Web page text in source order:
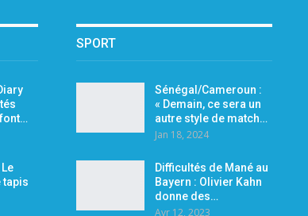
Le
tapis
SPORT
Sénégal/Cameroun :
« Demain, ce sera un
autre style de match…
Jan 18, 2024
Difficultés de Mané au
Bayern : Olivier Kahn
donne des…
Avr 12, 2023